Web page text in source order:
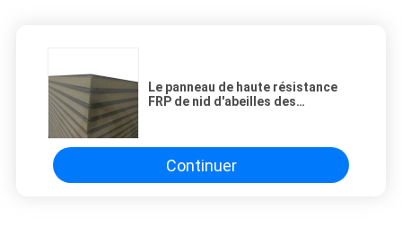
Le panneau de haute résistance
FRP de nid d'abeilles des
Continuer